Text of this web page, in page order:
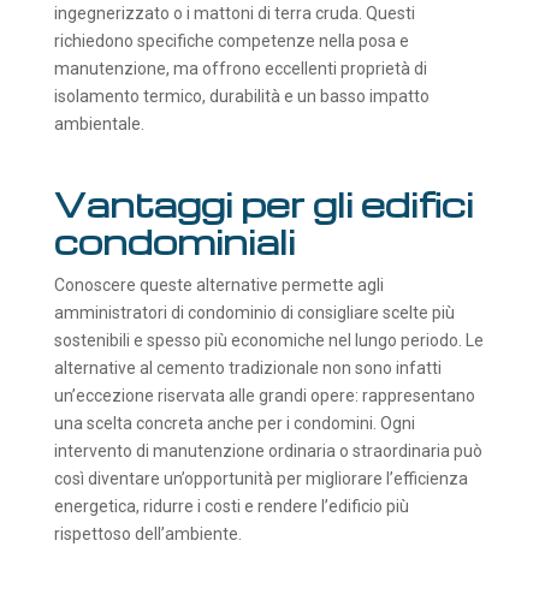
ingegnerizzato o i mattoni di terra cruda. Questi
richiedono specifiche competenze nella posa e
manutenzione, ma offrono eccellenti proprietà di
isolamento termico, durabilità e un basso impatto
ambientale.
Vantaggi per gli edifici
condominiali
Conoscere queste alternative permette agli
amministratori di condominio di consigliare scelte più
sostenibili e spesso più economiche nel lungo periodo. Le
alternative al cemento tradizionale non sono infatti
un’eccezione riservata alle grandi opere: rappresentano
una scelta concreta anche per i condomini. Ogni
intervento di manutenzione ordinaria o straordinaria può
così diventare un’opportunità per migliorare l’efficienza
energetica, ridurre i costi e rendere l’edificio più
rispettoso dell’ambiente.